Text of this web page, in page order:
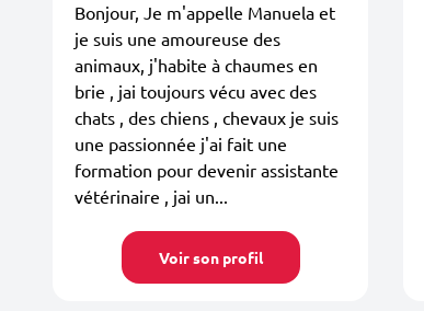
Bonjour, Je m'appelle Manuela et
je suis une amoureuse des
animaux, j'habite à chaumes en
brie , jai toujours vécu avec des
chats , des chiens , chevaux je suis
une passionnée j'ai fait une
formation pour devenir assistante
vétérinaire , jai un...
Voir son profil